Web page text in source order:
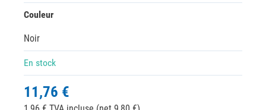
Couleur
Noir
En stock
11,76 €